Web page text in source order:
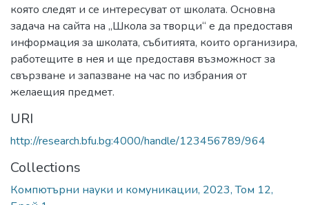
която следят и се интересуват от школата. Основна
задача на сайта на „Школа за творци“ е да предоставя
информация за школата, събитията, които организира,
работещите в нея и ще предоставя възможност за
свързване и запазване на час по избрания от
желаещия предмет.
URI
http://research.bfu.bg:4000/handle/123456789/964
Collections
Компютърни науки и комуникации, 2023, Том 12,